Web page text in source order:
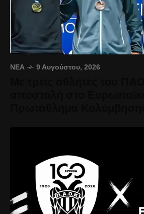
ΝΈΑ 9 Αυγούστου, 2026